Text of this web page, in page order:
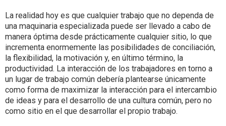
La realidad hoy es que cualquier trabajo que no dependa de
una maquinaria especializada puede ser llevado a cabo de
manera óptima desde prácticamente cualquier sitio, lo que
incrementa enormemente las posibilidades de conciliación,
la flexibilidad, la motivación y, en último término, la
productividad. La interacción de los trabajadores en torno a
un lugar de trabajo común debería plantearse únicamente
como forma de maximizar la interacción para el intercambio
de ideas y para el desarrollo de una cultura común, pero no
como sitio en el que desarrollar el propio trabajo.